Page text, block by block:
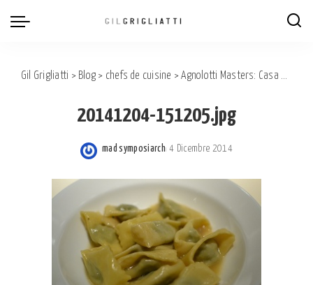
Gil Grigliatti > Blog > chefs de cuisine >Agnolotti Masters: Casa Vicina and Del Cambio.
20141204-151205.jpg
Posted
mad symposiarch 4 Dicembre 2014